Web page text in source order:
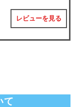
レビューを見る
て